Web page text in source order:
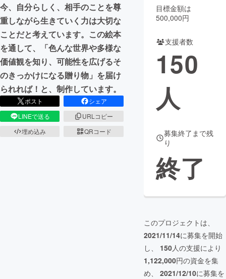
CAMPFIREふるさと納税machi-ya コミュニティ
今、自分らしく、相手のことを尊
重しながら生きていく力は大切な
ことだと考えています。この絵本
を通して、「色んな世界や多様な
価値観を知り、可能性を広げるそ
のきっかけになる贈り物」を届け
られれば！と、制作しています。
ポスト
シェア
LINEで送る
URLコピー
埋め込み
QRコード
目標金額は
500,000円
支援者数
150
人
募集終了まで残
り
終了
このプロジェクトは、
2021/11/14に募集を開始
し、 150人の支援により
1,122,000円の資金を集
め、 2021/12/10に募集を